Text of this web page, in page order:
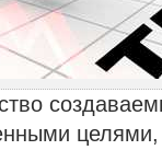
целями,